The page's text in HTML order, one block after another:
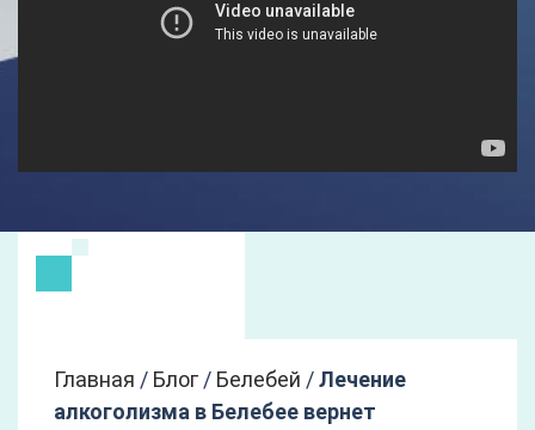
Главная / Блог / Белебей /Лечение
алкоголизма в Белебее вернет